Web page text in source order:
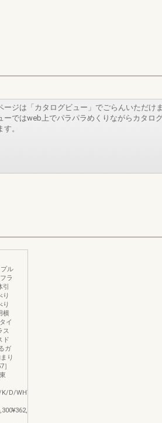
ージは「カタログビュー」でごらんいただけ
ーではweb上でパラパラめくりながらカタロ
。
ル
ラ
引
り
り
横
イ
ス
ド
ガ
り
K/D/WHT/G/K/D/WHT/G/K/D/WH16005［1575］